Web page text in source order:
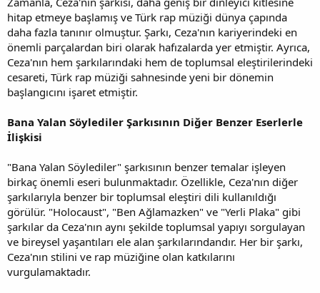
hitap etmeye başlamış ve Türk rap müziği dünya çapında
daha fazla tanınır olmuştur. Şarkı, Ceza'nın kariyerindeki en
önemli parçalardan biri olarak hafızalarda yer etmiştir. Ayrıca,
Ceza'nın hem şarkılarındaki hem de toplumsal eleştirilerindeki
cesareti, Türk rap müziği sahnesinde yeni bir dönemin
başlangıcını işaret etmiştir.
Bana Yalan Söylediler Şarkısının Diğer Benzer Eserlerle
İlişkisi
"Bana Yalan Söylediler" şarkısının benzer temalar işleyen
birkaç önemli eseri bulunmaktadır. Özellikle, Ceza'nın diğer
şarkılarıyla benzer bir toplumsal eleştiri dili kullanıldığı
görülür. "Holocaust", "Ben Ağlamazken" ve "Yerli Plaka" gibi
şarkılar da Ceza'nın aynı şekilde toplumsal yapıyı sorgulayan
ve bireysel yaşantıları ele alan şarkılarındandır. Her bir şarkı,
Ceza'nın stilini ve rap müziğine olan katkılarını
vurgulamaktadır.